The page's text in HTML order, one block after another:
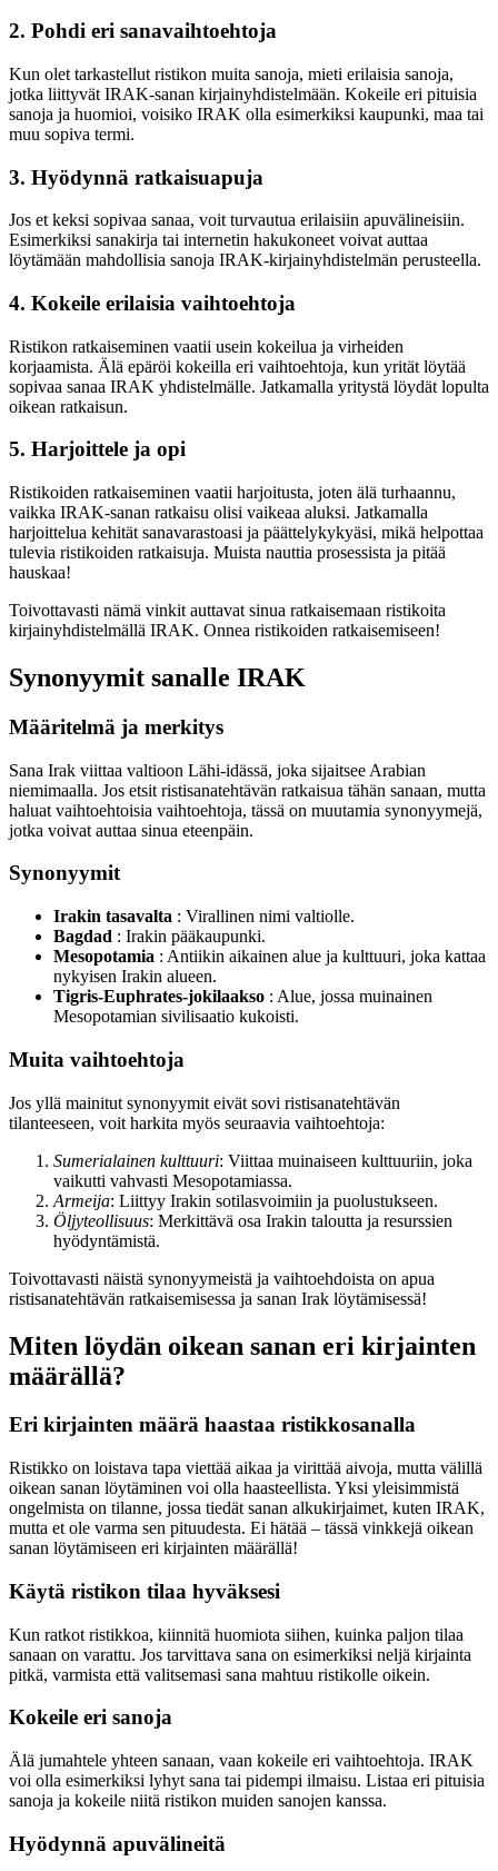
2. Pohdi eri sanavaihtoehtoja
Kun olet tarkastellut ristikon muita sanoja, mieti erilaisia sanoja,
jotka liittyvät IRAK-sanan kirjainyhdistelmään. Kokeile eri pituisia
sanoja ja huomioi, voisiko IRAK olla esimerkiksi kaupunki, maa tai
muu sopiva termi.
3. Hyödynnä ratkaisuapuja
Jos et keksi sopivaa sanaa, voit turvautua erilaisiin apuvälineisiin.
Esimerkiksi sanakirja tai internetin hakukoneet voivat auttaa
löytämään mahdollisia sanoja IRAK-kirjainyhdistelmän perusteella.
4. Kokeile erilaisia vaihtoehtoja
Ristikon ratkaiseminen vaatii usein kokeilua ja virheiden
korjaamista. Älä epäröi kokeilla eri vaihtoehtoja, kun yrität löytää
sopivaa sanaa IRAK yhdistelmälle. Jatkamalla yritystä löydät lopulta
oikean ratkaisun.
5. Harjoittele ja opi
Ristikoiden ratkaiseminen vaatii harjoitusta, joten älä turhaannu,
vaikka IRAK-sanan ratkaisu olisi vaikeaa aluksi. Jatkamalla
harjoittelua kehität sanavarastoasi ja päättelykykyäsi, mikä helpottaa
tulevia ristikoiden ratkaisuja. Muista nauttia prosessista ja pitää
hauskaa!
Toivottavasti nämä vinkit auttavat sinua ratkaisemaan ristikoita
kirjainyhdistelmällä IRAK. Onnea ristikoiden ratkaisemiseen!
Synonyymit sanalle IRAK
Määritelmä ja merkitys
Sana Irak viittaa valtioon Lähi-idässä, joka sijaitsee Arabian
niemimaalla. Jos etsit ristisanatehtävän ratkaisua tähän sanaan, mutta
haluat vaihtoehtoisia vaihtoehtoja, tässä on muutamia synonyymejä,
jotka voivat auttaa sinua eteenpäin.
Synonyymit
Irakin tasavalta : Virallinen nimi valtiolle.
Bagdad : Irakin pääkaupunki.
Mesopotamia : Antiikin aikainen alue ja kulttuuri, joka kattaa
nykyisen Irakin alueen.
Tigris-Euphrates-jokilaakso : Alue, jossa muinainen
Mesopotamian sivilisaatio kukoisti.
Muita vaihtoehtoja
Jos yllä mainitut synonyymit eivät sovi ristisanatehtävän
tilanteeseen, voit harkita myös seuraavia vaihtoehtoja:
Sumerialainen kulttuuri: Viittaa muinaiseen kulttuuriin, joka
vaikutti vahvasti Mesopotamiassa.
Armeija: Liittyy Irakin sotilasvoimiin ja puolustukseen.
Öljyteollisuus: Merkittävä osa Irakin taloutta ja resurssien
hyödyntämistä.
Toivottavasti näistä synonyymeistä ja vaihtoehdoista on apua
ristisanatehtävän ratkaisemisessa ja sanan Irak löytämisessä!
Miten löydän oikean sanan eri kirjainten
määrällä?
Eri kirjainten määrä haastaa ristikkosanalla
Ristikko on loistava tapa viettää aikaa ja virittää aivoja, mutta välillä
oikean sanan löytäminen voi olla haasteellista. Yksi yleisimmistä
ongelmista on tilanne, jossa tiedät sanan alkukirjaimet, kuten IRAK,
mutta et ole varma sen pituudesta. Ei hätää – tässä vinkkejä oikean
sanan löytämiseen eri kirjainten määrällä!
Käytä ristikon tilaa hyväksesi
Kun ratkot ristikkoa, kiinnitä huomiota siihen, kuinka paljon tilaa
sanaan on varattu. Jos tarvittava sana on esimerkiksi neljä kirjainta
pitkä, varmista että valitsemasi sana mahtuu ristikolle oikein.
Kokeile eri sanoja
Älä jumahtele yhteen sanaan, vaan kokeile eri vaihtoehtoja. IRAK
voi olla esimerkiksi lyhyt sana tai pidempi ilmaisu. Listaa eri pituisia
sanoja ja kokeile niitä ristikon muiden sanojen kanssa.
Hyödynnä apuvälineitä